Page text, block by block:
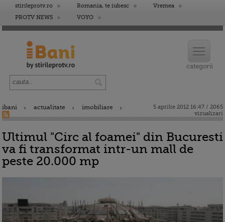
stirileprotv.ro Romania, te iubesc
Vremea
PROTV NEWS
VOYO
ibani actualitate imobiliare
5 aprilie 2012 16:47 / 2065
vizualizari
Ultimul "Circ al foamei" din Bucuresti
va fi transformat intr-un mall de
peste 20.000 mp